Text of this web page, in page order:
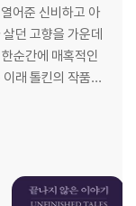
열어준 신비하고 아
던 고향을 가운데
순간에 매혹적인
이래 톨킨의 작품은
와 북유럽 신화를